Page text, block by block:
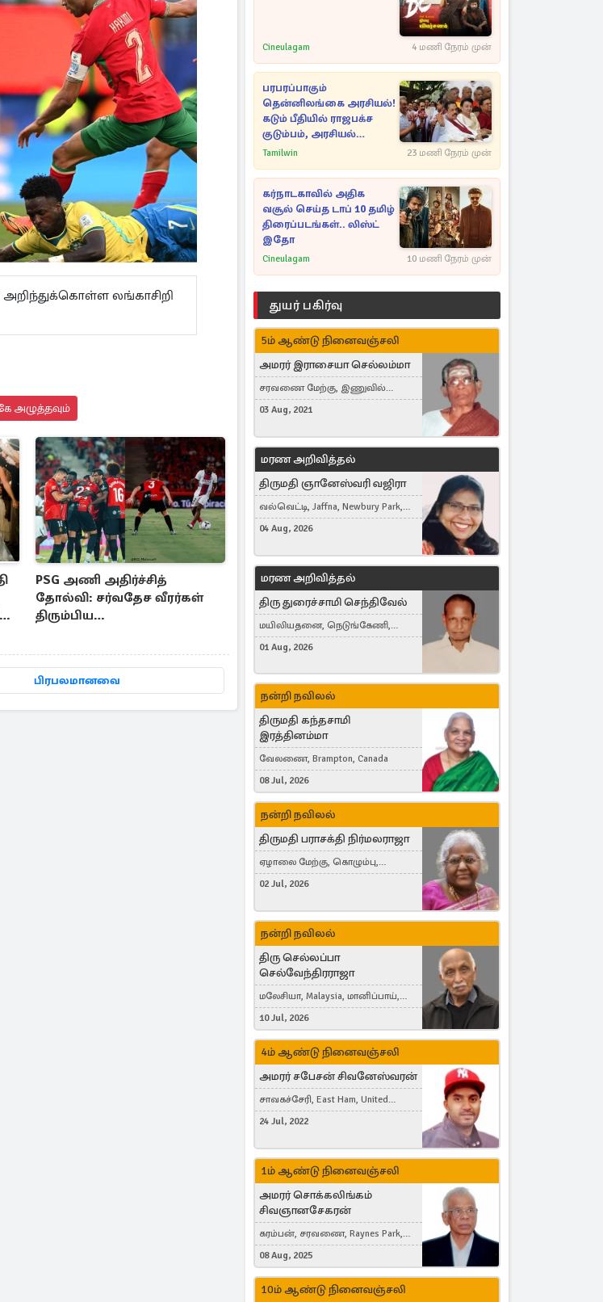
அறிந்துக்கொள்ள லங்காசிறி
அழுத்தவும்
PSG அணி அதிர்ச்சித்
தோல்வி: சர்வதேச வீரர்கள்
திரும்பிய
காரணம்
பிரபலமானவை
Cineulagam 4 மணி நேரம் முன்
பரபரப்பாகும்
தென்னிலங்கை அரசியல்!
கடும் பீதியில் ராஜபக்ச
குடும்பம், அரசியல்
நட்புகள்
Tamilwin 23 மணி நேரம் முன்
கர்நாடகாவில் அதிக
வசூல் செய்த டாப் 10 தமிழ்
திரைப்படங்கள்.. லிஸ்ட்
இதோ
Cineulagam 10 மணி நேரம் முன்
துயர் பகிர்வு
5ம் ஆண்டு நினைவஞ்சலி
அமரர் இராசையா செல்லம்மா
சரவணை மேற்கு, இணுவில்
கிழக்கு
03 Aug, 2021
மரண அறிவித்தல்
திருமதி ஞானேஸ்வரி வஜிரா
வல்வெட்டி, Jaffna, Newbury Park,
United Kingdom
04 Aug, 2026
மரண அறிவித்தல்
திரு துரைச்சாமி செந்திவேல்
மயிலியதனை, நெடுங்கேணி,
கம்பர்மலை
01 Aug, 2026
நன்றி நவிலல்
திருமதி கந்தசாமி
இரத்தினம்மா
வேலணை, Brampton, Canada
08 Jul, 2026
நன்றி நவிலல்
திருமதி பராசக்தி நிர்மலராஜா
ஏழாலை மேற்கு, கொழும்பு,
தங்காலை, London, United Kingdom
02 Jul, 2026
நன்றி நவிலல்
திரு செல்லப்பா
செல்வேந்திரராஜா
மலேசியா, Malaysia, மானிப்பாய்,
Duisburg, Germany, London, United
Kingdom
10 Jul, 2026
4ம் ஆண்டு நினைவஞ்சலி
அமரர் சபேசன் சிவனேஸ்வரன்
சாவகச்சேரி, East Ham, United
Kingdom
24 Jul, 2022
1ம் ஆண்டு நினைவஞ்சலி
அமரர் சொக்கலிங்கம்
சிவஞானசேகரன்
கரம்பன், சரவணை, Raynes Park,
London, United Kingdom
08 Aug, 2025
10ம் ஆண்டு நினைவஞ்சலி